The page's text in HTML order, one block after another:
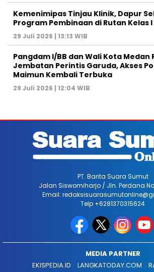
Kemenimipas Tinjau Klinik, Dapur
Program Pembinaan di Rutan Kelas
29 Juli 2026 | 13:13 WIB
Pangdam I/BB dan Wali Kota Medan
Jembatan Perintis Garuda, Akses
Maimun Kembali Terbuka
29 Juli 2026 | 12:04 WIB
PT. Barita Suara Sumut
Jalan Siswomiharjo / Jln. Perdana
Email:
Telp +6281370315624
MEDIA PARTNER
EKISPEDIA.ID
LANGKATODAY.COM